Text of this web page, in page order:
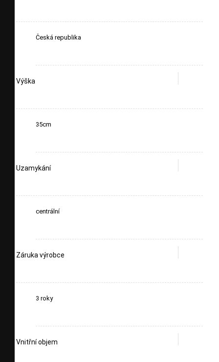
Česká republika
Výška
35cm
Uzamykání
centrální
Záruka výrobce
3 roky
Vnitřní objem